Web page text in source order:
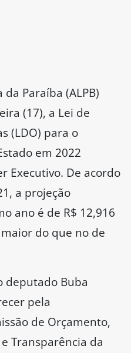
Paraíba (ALPB)
(17), a Lei de
(LDO) para o
em 2022
Executivo. De acordo
a projeção
ano é de R$ 12,916
do que no de
deputado Buba
pela
de Orçamento,
Transparência da